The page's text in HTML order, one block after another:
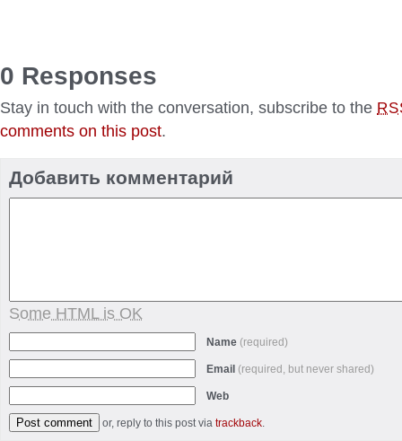
0 Responses
Stay in touch with the conversation, subscribe to the
comments on this post.
Добавить комментарий
Some HTML is OK
Name (required)
Email (required, but never shared)
Web
or, reply to this post via trackback.